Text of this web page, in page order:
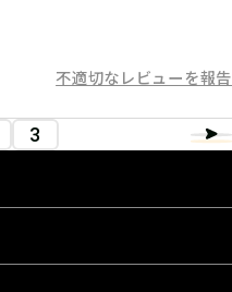
不適切なレビューを報告
3